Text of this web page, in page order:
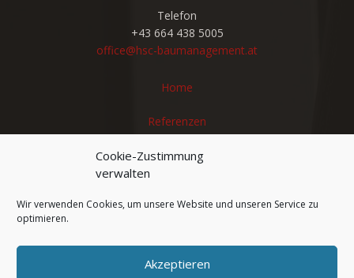
Cookie-Zustimmung
verwalten
Wir verwenden Cookies, um unsere Website und unseren Service zu
optimieren.
Akzeptieren
Telefon
+43 664 438 5005
office@hsc-baumanagement.at
Home
Referenzen
Leistungen